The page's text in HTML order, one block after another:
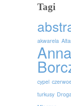
Tagi
akwarela
Anna
cypel
turkusy